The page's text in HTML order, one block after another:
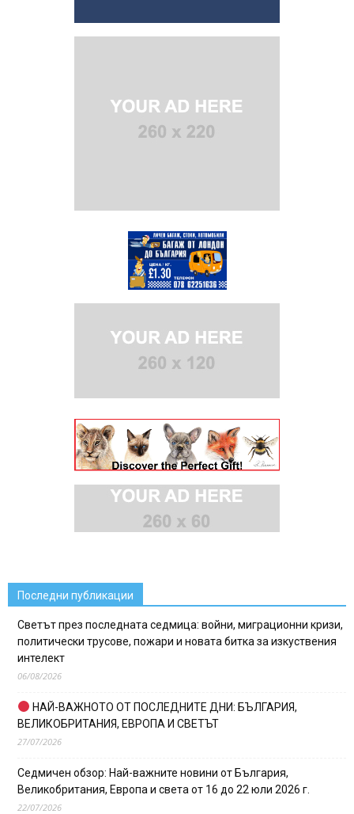
Последни публикации
Светът през последната седмица: войни, миграционни кризи,
политически трусове, пожари и новата битка за изкуствения
интелект
06/08/2026
НАЙ-ВАЖНОТО ОТ ПОСЛЕДНИТЕ ДНИ: БЪЛГАРИЯ,
ВЕЛИКОБРИТАНИЯ, ЕВРОПА И СВЕТЪТ
27/07/2026
Седмичен обзор: Най-важните новини от България,
Великобритания, Европа и света от 16 до 22 юли 2026 г.
22/07/2026